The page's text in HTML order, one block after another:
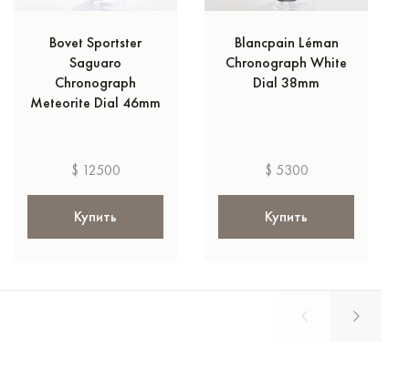
Bovet Sportster
Saguaro
Chronograph
Meteorite Dial 46mm
$ 12500
Купить
Blancpain Léman
Chronograph White
Dial 38mm
$ 5300
Купить